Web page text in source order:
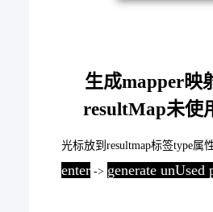
生成mapper映
resultMap未使
光标放到resultmap标签type属
enter-> generate unUsed